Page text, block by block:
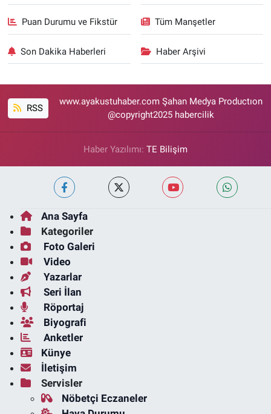
Puan Durumu ve Fikstür Tüm Manşetler
Son Dakika Haberleri Haber Arşivi
RSS
www.ayakustuhaber.com Şahan Medya Productıon
@copyright2025 habercilik
Haber Yazılımı: TE Bilişim
Ana Sayfa
Kategoriler
Foto Galeri
Video
Yazarlar
Seri İlan
Röportaj
Biyografi
Anketler
Künye
İletişim
Servisler
Nöbetçi Eczaneler